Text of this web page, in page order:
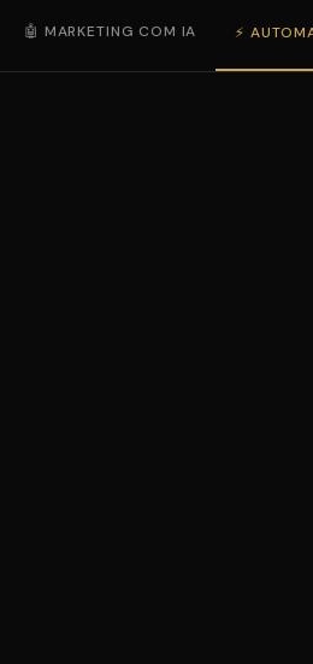
🤖 MARKETING COM IA ⚡